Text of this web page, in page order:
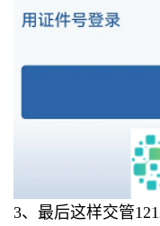
3、最后这样交管